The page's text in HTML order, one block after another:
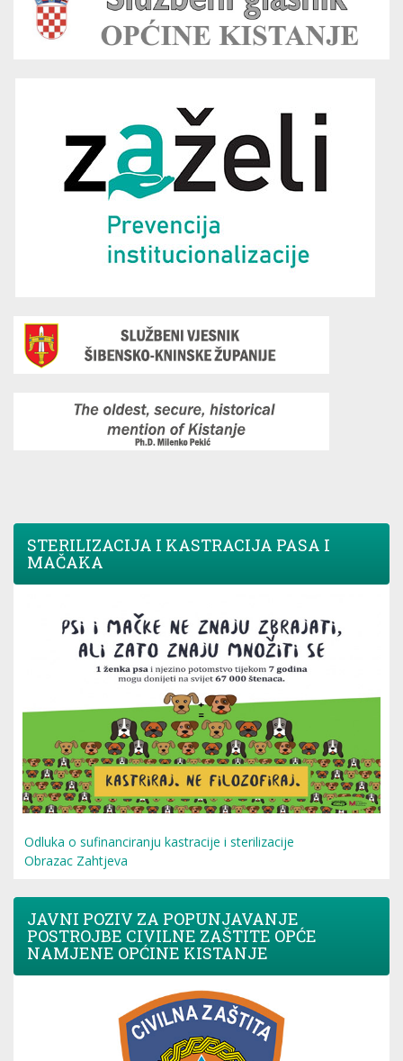
STERILIZACIJA I KASTRACIJA PASA I
MAČAKA
Odluka o sufinanciranju kastracije i sterilizacije
Obrazac Zahtjeva
JAVNI POZIV ZA POPUNJAVANJE
POSTROJBE CIVILNE ZAŠTITE OPĆE
NAMJENE OPĆINE KISTANJE